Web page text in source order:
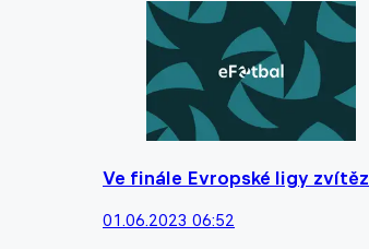
Ve finále Evropské ligy
01.06.2023 06:52